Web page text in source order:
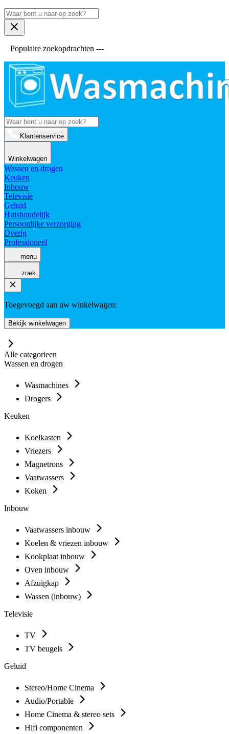
Populaire zoekopdrachten ---
Klantenservice
Winkelwagen
Wassen en drogen
Keuken
Inbouw
Televisie
Geluid
Huishoudelijk
Persoonlijke verzorging
Overig
Professioneel
menu
zoek
Toegevoegd aan uw winkelwagen:
Bekijk winkelwagen
Alle categorieen
Wassen en drogen
Wasmachines
Drogers
Keuken
Koelkasten
Vriezers
Magnetrons
Vaatwassers
Koken
Inbouw
Vaatwassers inbouw
Koelen & vriezen inbouw
Kookplaat inbouw
Oven inbouw
Afzuigkap
Wassen (inbouw)
Televisie
TV
TV beugels
Geluid
Stereo/Home Cinema
Audio/Portable
Home Cinema & stereo sets
Hifi componenten